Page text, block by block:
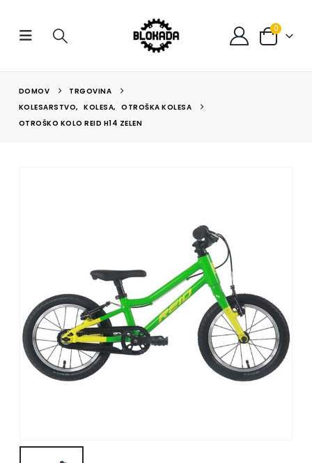
0
DOMOV
TRGOVINA
KOLESARSTVO, KOLESA,
OTROŠKA KOLESA
OTROŠKO KOLO REID H14 ZELEN